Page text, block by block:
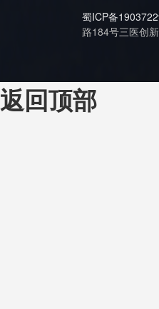
蜀ICP备
路184号三医创
返回顶部